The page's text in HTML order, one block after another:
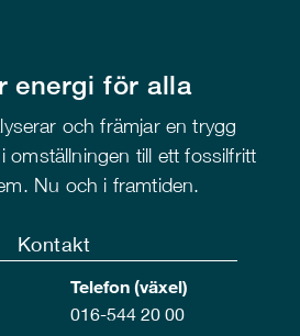
energi för alla
och främjar en trygg
omställningen till ett fossilfritt
Nu och i framtiden.
Kontakt
Telefon (växel)
016-544 20 00